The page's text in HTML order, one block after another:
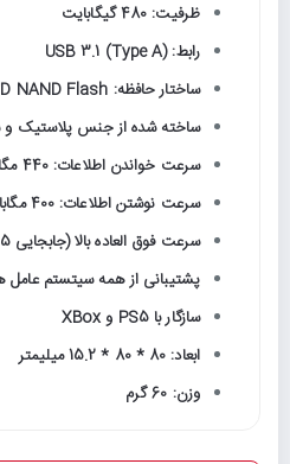
ظرفیت: 480 گیگابایت
رابط: USB 3.1 (Type A)
ساختار حافظه: 3D NAND Flash
ساخته شده از جنس پلاستیک
سرعت خواندن اطلاعات: 440 مگابایت بر ثانیه
سرعت نوشتن اطلاعات: 400 مگابایت بر ثانیه
سرعت فوق العاده بالا (جابجایی 5 گیگابایت فقط در 26 ثانیه)
پشتیبانی از همه سیتستم
سازگار با PS5 و XBox
ابعاد: 80 * 80 * 15.2 میلیمتر
وزن: 60 گرم